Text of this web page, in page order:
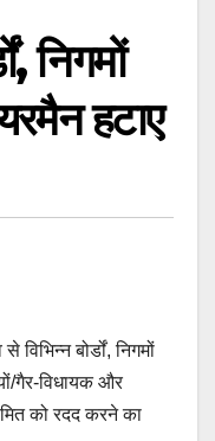
निगमों
हटाए
बोर्डों, निगमों
गैर-विधायक और
को रदद करने का